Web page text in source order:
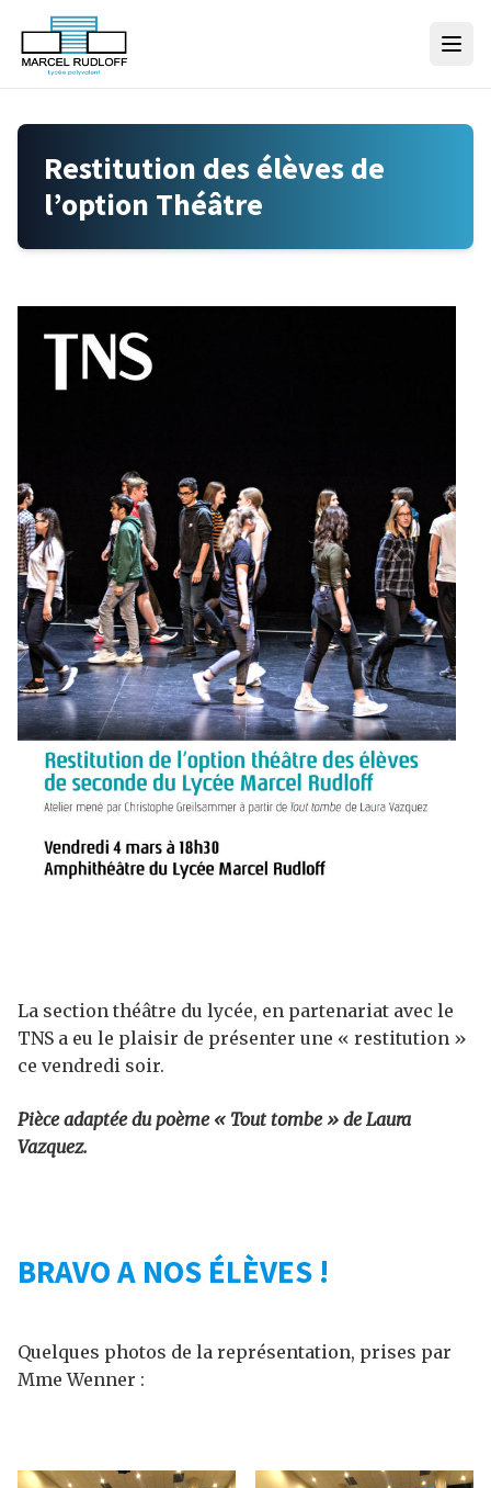
Skip to content
Restitution des élèves de
l’option Théâtre
La section théâtre du lycée, en partenariat avec le
TNS a eu le plaisir de présenter une « restitution »
ce vendredi soir.
Pièce adaptée du poème « Tout tombe » de Laura
Vazquez.
BRAVO A NOS ÉLÈVES !
Quelques photos de la représentation, prises par
Mme Wenner :